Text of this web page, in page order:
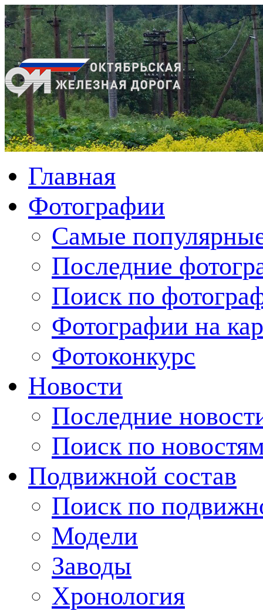
Главная
Фотографии
Cамые
Последние
Поиск по
Фотографии на
Фотоконкурс
Новости
Последние
Поиск по
Подвижной состав
Поиск по
Модели
Заводы
Хронология